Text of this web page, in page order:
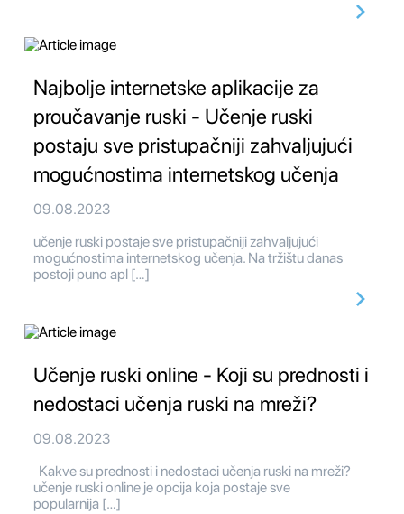
Najbolje internetske aplikacije za
proučavanje ruski - Učenje ruski
postaju sve pristupačniji zahvaljujući
mogućnostima internetskog učenja
09.08.2023
učenje ruski postaje sve pristupačniji zahvaljujući
mogućnostima internetskog učenja. Na tržištu danas
postoji puno apl […]
Učenje ruski online - Koji su prednosti i
nedostaci učenja ruski na mreži?
09.08.2023
Kakve su prednosti i nedostaci učenja ruski na mreži?
učenje ruski online je opcija koja postaje sve
popularnija […]